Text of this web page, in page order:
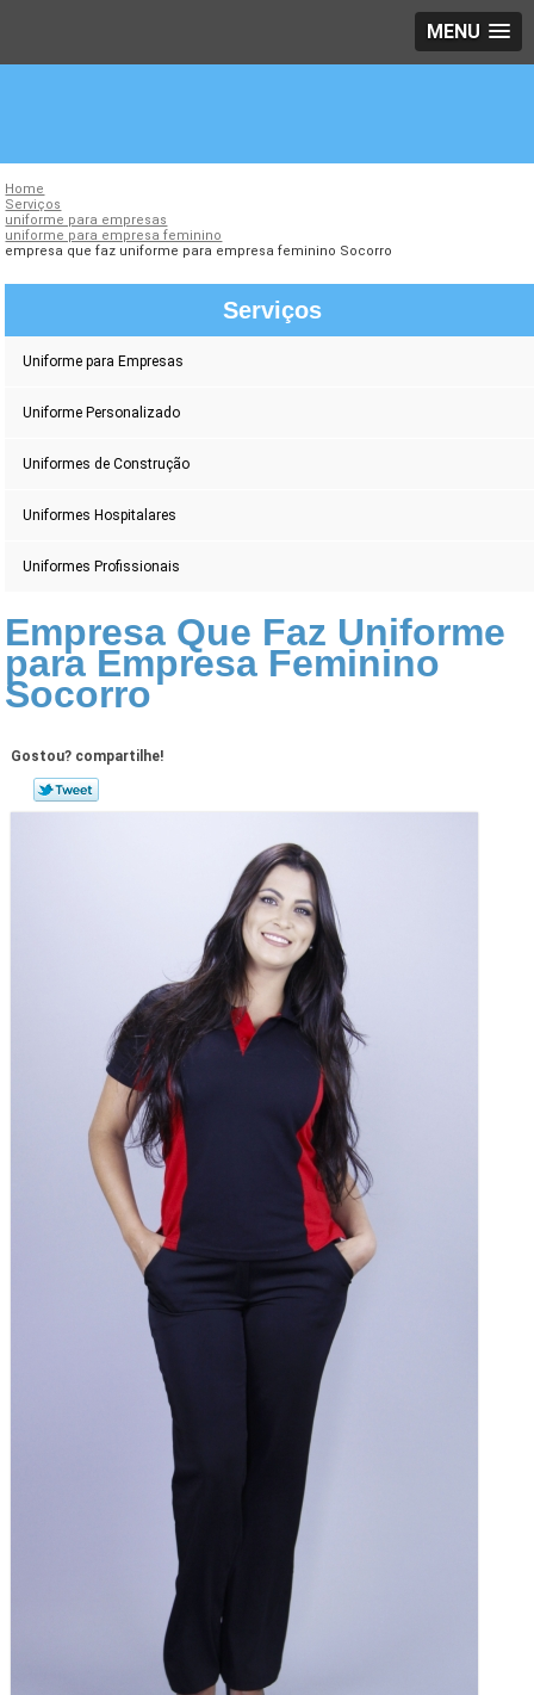
MENU
Home
Serviços
uniforme para empresas
uniforme para empresa feminino
empresa que faz uniforme para empresa feminino Socorro
Serviços
Uniforme para Empresas
Uniforme Personalizado
Uniformes de Construção
Uniformes Hospitalares
Uniformes Profissionais
Empresa Que Faz Uniforme
para Empresa Feminino
Socorro
Gostou? compartilhe!